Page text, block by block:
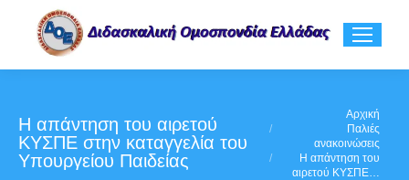
Η απάντηση του αιρετού
ΚΥΣΠΕ στην καταγγελία του
Υπουργείου Παιδείας
Αρχική
Παλιές
ανακοινώσεις
Η απάντηση του
αιρετού ΚΥΣΠΕ…